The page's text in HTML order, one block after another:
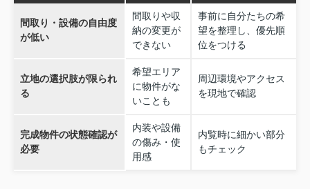
間取り・設備の自由度
が低い
間取りや収
納の変更が
できない
事前に自分たちの希
望を整理し、優先順
位をつける
立地の選択肢が限られ
る
希望エリア
に物件がな
いことも
周辺環境やアクセス
を現地で確認
完成物件の状態確認が
必要
内装や設備
の傷み・使
用感
内覧時に細かい部分
もチェック